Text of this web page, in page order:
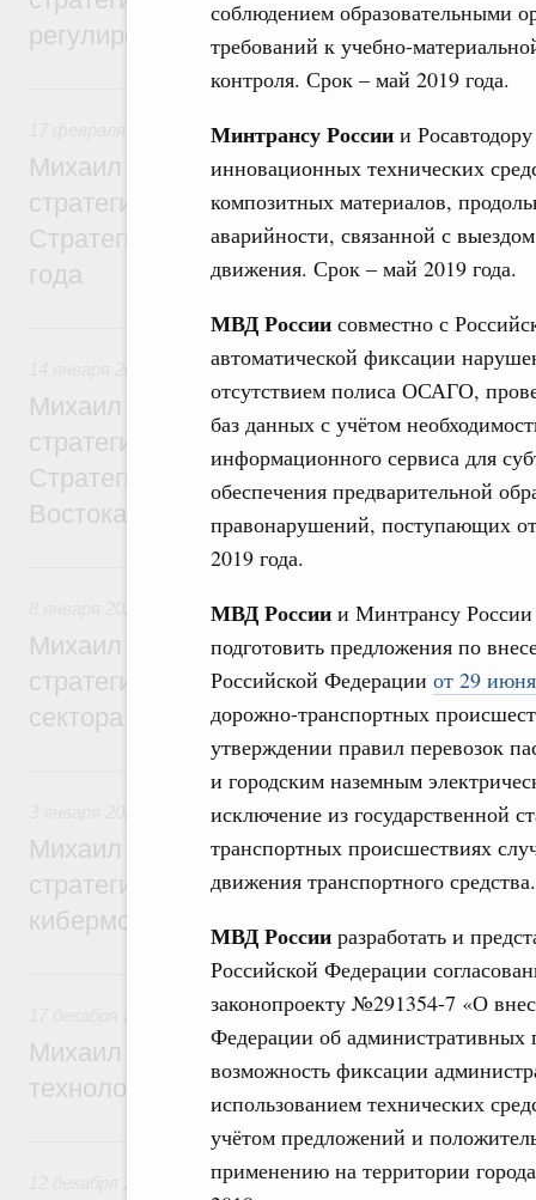
соблюдением образовательными
требований к учебно-
контроля. Срок – май 2019 года.
Минтрансу России и
инновационных технических
композитных материалов,
аварийности, связанной с
движения. Срок – май 2019 года.
МВД России совместно с
автоматической фиксации
отсутствием полиса ОСАГО,
баз данных с учётом
информационного сервиса для
обеспечения предварительной
правонарушений, поступающих
2019 года.
МВД России и Минтрансу
подготовить предложения по
Российской Федерации от 29
дорожно-транспортных
утверждении правил перевозок
и городским наземным
исключение из государственной
транспортных происшествиях
движения транспортного
МВД России разработать и
Российской Федерации
законопроекту №291354-7 «О
Федерации об
возможность фиксации
использованием технических
учётом предложений и
применению на территории
регулирования платформенной
17 февраля, вторник
Регулирование в сфере строительства
Михаил Мишустин дал поручения по
стратегической сессии, посвящённой
Стратегии развития строительной
года
14 января, среда
Общие вопросы развития ДФО
Михаил Мишустин дал поручения по
стратегической сессии, посвящённой
Стратегии социально-экономического
Востока
Общие вопросы агропромышленного
Михаил Мишустин дал поручения по
стратегической сессии о развитии
сектора
Информационная безопасность
Михаил Мишустин дал поручения по
стратегической сессии, посвящённой
кибермошенничеством
17 декабря 2025, среда
Технологическое развитие. Инновации
Михаил Мишустин дал поручения по
технологической политики
12 декабря 2025, пятница
Отрасль информационных технологий